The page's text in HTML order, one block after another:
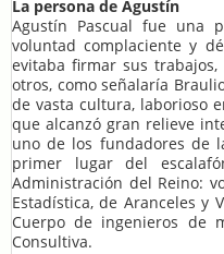
La persona de Agustín
Agustín Pascual fue una
voluntad complaciente y
evitaba firmar sus
otros, como señalaría
de vasta cultura, laborioso
que alcanzó gran relieve
uno de los fundadores de
primer lugar del
Administración del Reino:
Estadística, de Aranceles y
Cuerpo de ingenieros de
Consultiva.